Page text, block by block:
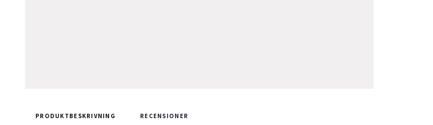
PRODUKTBESKRIVNING RECENSIONER